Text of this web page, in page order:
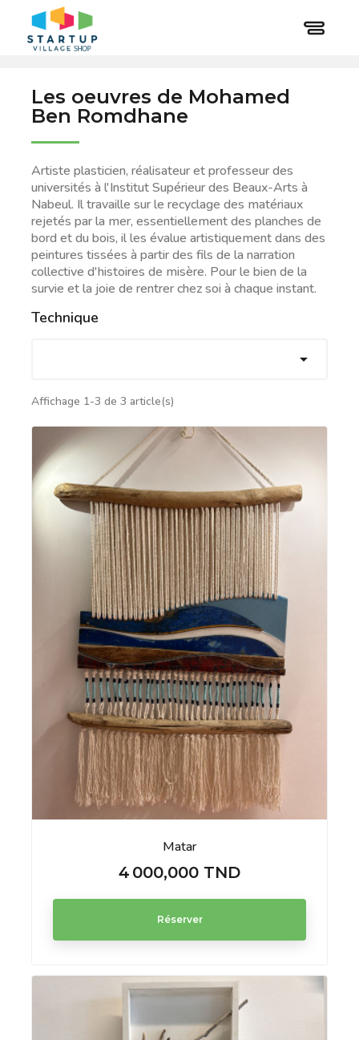
Les oeuvres de Mohamed
Ben Romdhane
Artiste plasticien, réalisateur et professeur des
universités à l'Institut Supérieur des Beaux-Arts à
Nabeul. Il travaille sur le recyclage des matériaux
rejetés par la mer, essentiellement des planches de
bord et du bois, il les évalue artistiquement dans des
peintures tissées à partir des fils de la narration
collective d'histoires de misère. Pour le bien de la
survie et la joie de rentrer chez soi à chaque instant.
Technique

Affichage 1-3 de 3 article(s)
Matar
Prix
4 000,000 TND
Réserver